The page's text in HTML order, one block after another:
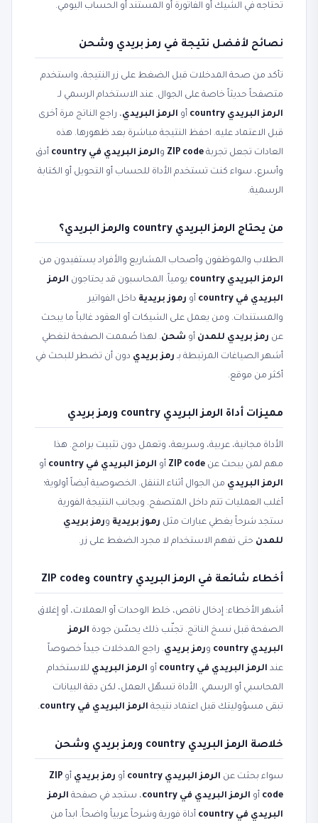
تحتاجه في الشيك أو الفاتورة أو المستند أو الحساب اليومي.
نصائح لأفضل نتيجة في رمز بريدي وشحن
تأكد من صحة المدخلات قبل الضغط على زر النتيجة، واستخدم
متصفحاً حديثاً خاصة على الجوال. عند الاستخدام الرسمي لـ
الرمز البريدي country
أو الرمز البريدي، راجع الناتج مرة أخرى
قبل الاعتماد عليه. احفظ النتيجة مباشرة بعد ظهورها. هذه
العادات تجعل تجربة ZIP code والرمز البريدي في country
أدق
وأسرع، سواء كنت تستخدم الأداة للحساب أو التحويل أو الكتابة
الرسمية.
من يحتاج الرمز البريدي country والرمز البريدي؟
الطلاب والموظفون وأصحاب المشاريع والأفراد يستفيدون من
الرمز البريدي country
يومياً. المحاسبون قد يحتاجون الرمز
البريدي في country
أو رموز بريدية داخل الفواتير
والمستندات. ومن يعمل على الشيكات أو العقود غالباً ما يبحث
عن رمز بريدي للمدن أو شحن. لهذا صُممت الصفحة لتغطي
أشهر الصياغات المرتبطة بـ رمز بريدي دون أن تضطر للبحث في
أكثر من موقع.
مميزات أداة الرمز البريدي country ورمز بريدي
الأداة مجانية، عربية، وسريعة، وتعمل دون تثبيت برامج. هذا
مهم لمن يبحث عن ZIP code أو الرمز البريدي في country
أو
الرمز البريدي من الجوال أثناء التنقل. الخصوصية أيضاً أولوية؛
أغلب العمليات تتم داخل المتصفح. وبجانب النتيجة الفورية
ستجد شرحاً يغطي عبارات مثل رموز بريدية ورمز بريدي
للمدن حتى تفهم الاستخدام لا مجرد الضغط على زر.
أخطاء شائعة في الرمز البريدي country وZIP code
أشهر الأخطاء: إدخال ناقص، خلط الوحدات أو العملات، أو إغلاق
الصفحة قبل نسخ الناتج. تجنّب ذلك يحسّن جودة الرمز
البريدي country
ورمز بريدي. راجع المدخلات جيداً خصوصاً
عند الرمز البريدي في country أو الرمز البريدي للاستخدام
المحاسبي أو الرسمي. الأداة تسهّل العمل، لكن دقة البيانات
تبقى مسؤوليتك قبل اعتماد نتيجة الرمز البريدي في country .
خلاصة الرمز البريدي country ورمز بريدي وشحن
سواء بحثت عن الرمز البريدي country أو رمز بريدي أو ZIP
code أو الرمز البريدي في country ، ستجد في صفحة الرمز
البريدي في country
أداة فورية وشرحاً عربياً واضحاً. ابدأ من